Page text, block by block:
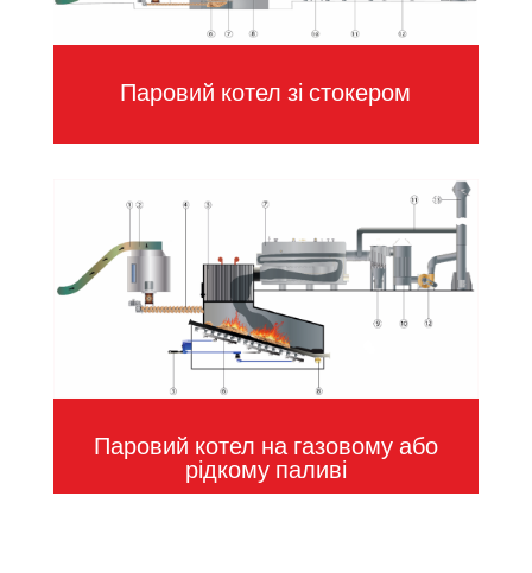
Паровий котел зі стокером
Паровий котел на газовому або
рідкому паливі